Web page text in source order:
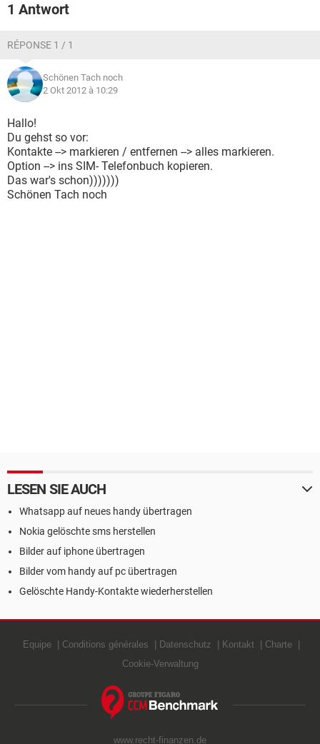
1 Antwort
RÉPONSE 1 / 1
Schönen Tach noch
2 Okt 2012 à 10:29
Hallo!
Du gehst so vor:
Kontakte --> markieren / entfernen --> alles markieren.
Option --> ins SIM- Telefonbuch kopieren.
Das war's schon)))))))
Schönen Tach noch
LESEN SIE AUCH
Whatsapp auf neues handy übertragen
Nokia gelöschte sms herstellen
Bilder auf iphone übertragen
Bilder vom handy auf pc übertragen
Gelöschte Handy-Kontakte wiederherstellen
Equipe Conditions générales Datenschutz Kontakt
Charte
Cookie-Verwaltung
www.recht-finanzen.de